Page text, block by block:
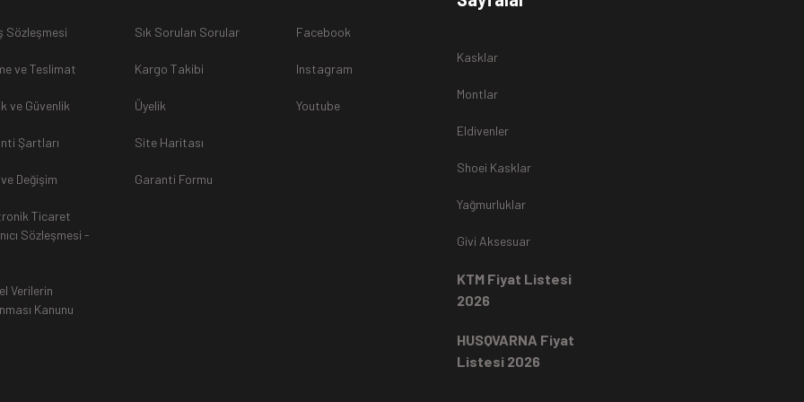
tarafımıza ulaştırılması zorunludur. Aksi halde gönderileriniz
siparişiniz Havale ile yapıldıysa aynı Hesaba (IBAN), Kredi Kartı ile yapıldıysa aynı karta iade edilir.
ürün bedeli iade edilmektedir. Kredi Kartına yapılan iadelerde, ekstrenize (+) Taksit yansıtma ve buna benzer tüm
Sözleşmesi
ve Teslimat
ve Güvenlik
Şartları
Değişim
Ticaret
Sözleşmesi -
Verilerin
Kanunu
Sık Sorulan Sorular
Kargo Takibi
Üyelik
Site Haritası
Garanti Formu
Facebook
Instagram
Youtube
Kasklar
Montlar
Eldivenler
Shoei Kasklar
Yağmurluklar
Givi Aksesuar
KTM Fiyat Listesi
2026
HUSQVARNA Fiyat
Listesi 2026